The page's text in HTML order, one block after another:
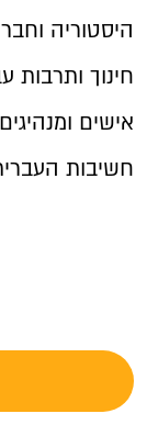
היסטוריה
חינוך ותרבות
אישים ומנהיגים
חשיבות